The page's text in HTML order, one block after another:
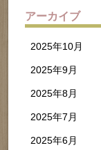
アーカイブ
2025年10月
2025年9月
2025年8月
2025年7月
2025年6月